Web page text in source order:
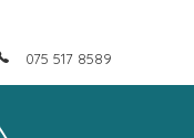
075 517 8589